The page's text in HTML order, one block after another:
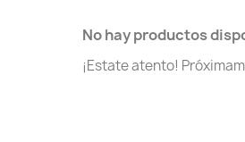
No hay productos
¡Estate atento!